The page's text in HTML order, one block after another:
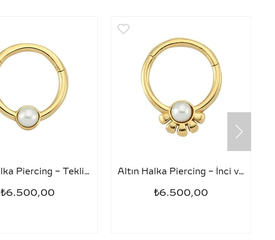
Altın Halka Piercing – Tekli İnci
₺6.500,00
Altın Halka Piercing – İnci ve Yarım Papatya
₺6.500,00